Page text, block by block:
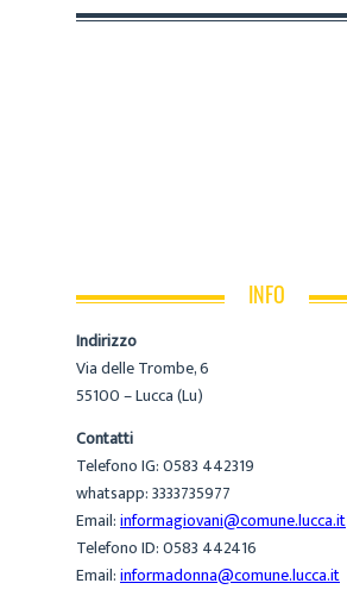
INFO
Indirizzo
Via delle Trombe, 6
55100 – Lucca (Lu)
Contatti
Telefono IG: 0583 442319
whatsapp: 3333735977
Email:informagiovani@comune.lucca.it
Telefono ID: 0583 442416
Email:informadonna@comune.lucca.it